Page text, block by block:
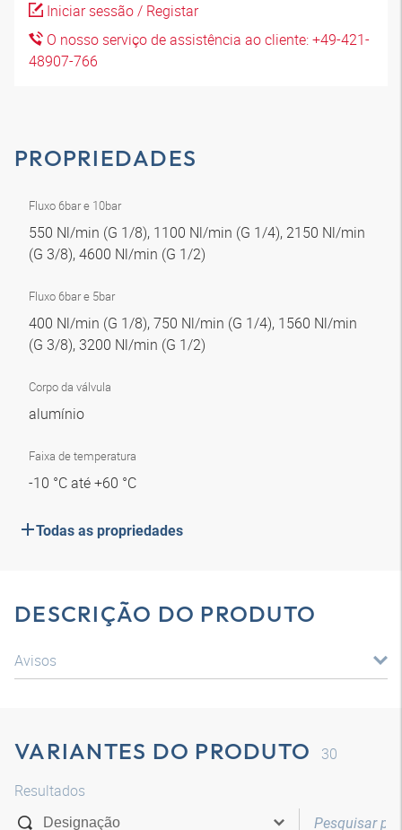
Iniciar sessão / Registar
O nosso serviço de assistência ao cliente: +49-421-
48907-766
PROPRIEDADES
Fluxo 6bar e 10bar
550 Nl/min (G 1/8), 1100 Nl/min (G 1/4), 2150 Nl/min
(G 3/8), 4600 Nl/min (G 1/2)
Fluxo 6bar e 5bar
400 Nl/min (G 1/8), 750 Nl/min (G 1/4), 1560 Nl/min
(G 3/8), 3200 Nl/min (G 1/2)
Corpo da válvula
alumínio
Faixa de temperatura
-10 °C até +60 °C
Todas as propriedades
DESCRIÇÃO DO PRODUTO
Avisos
VARIANTES DO PRODUTO
30
Resultados